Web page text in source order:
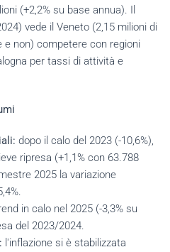
(+2,2% su base annua). Il
vede il Veneto (2,15 milioni di
non) competere con regioni
per tassi di attività e
dopo il calo del 2023 (-10,6%),
ripresa (+1,1% con 63.788
2025 la variazione
in calo nel 2025 (-3,3% su
del 2023/2024.
l'inflazione si è stabilizzata